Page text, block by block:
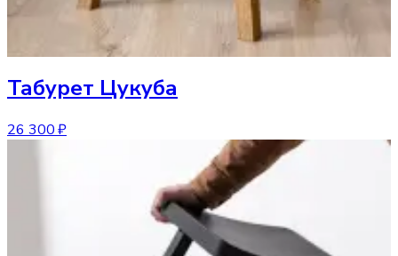
Табурет Цукуба
26 300 ₽